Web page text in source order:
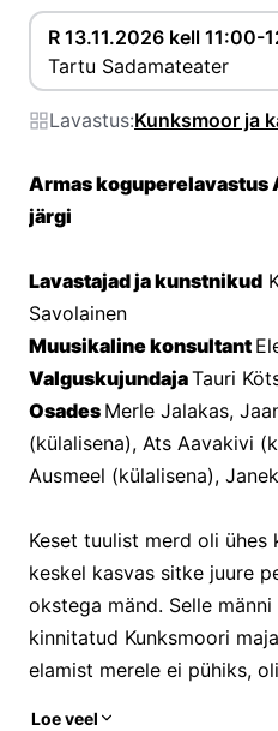
R 13.11.2026 kell 11:00-
Tartu Sadamateater
Lavastus:Kunksmoor ja
Armas koguperelavastus
järgi
Lavastajad ja kunstnikud
Savolainen
Muusikaline konsultant
Valguskujundaja Tauri
Osades Merle Jalakas,
(külalisena), Ats Aavakivi
Ausmeel (külalisena),
Keset tuulist merd oli ühes
keskel kasvas sitke juure
okstega mänd. Selle
kinnitatud Kunksmoori
elamist merele ei pühiks,
Loe veel